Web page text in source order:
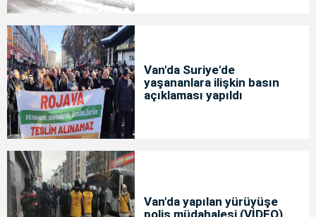
Van'da Suriye'de
yaşananlara ilişkin basın
açıklaması yapıldı
Van'da yapılan yürüyüşe
polis müdahalesi (VİDEO)